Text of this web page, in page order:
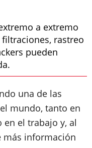
a extremo
rastreo
pueden
una de las
mundo, tanto en
en el trabajo y, al
más información